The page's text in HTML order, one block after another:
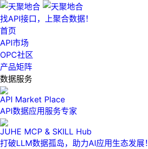
找API接口，上聚合数据！
首页
API市场
OPC社区
产品矩阵
数据服务
API Market Place
API数据应用服务专家
JUHE MCP & SKILL Hub
打破LLM数据孤岛，助力AI应用生态发展！